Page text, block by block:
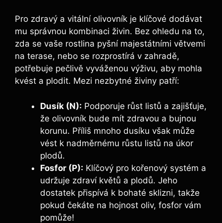
Pro zdravý a vitální olivovník je klíčové dodávat
‍mu správnou kombinaci živin. Bez⁣ ohledu na to,
zda se vaše rostlina pyšní majestátními větvemi
na⁤ terase, ​nebo se rozprostírá v zahradě,
potřebuje ​pečlivě ⁢vyváženou výživu, aby mohla
kvést a plodit. Mezi⁤ nezbytné živiny patří:
Dusík ⁣(N): Podporuje růst ⁣listů a ⁤zajišťuje,
že ⁣olivovník bude mít ⁤zdravou a bujnou
korunu. Příliš mnoho dusíku však může
vést k nadměrnému růstu⁤ listů na ⁤úkor
plodů.
Fosfor (P): Klíčový pro kořenový systém a
udržuje zdraví ⁣květů a ​plodů.​ Jeho
dostatek ⁣přispívá‍ k bohaté⁢ sklizni, takže
pokud čekáte ⁣na hojnost oliv, fosfor vám⁣
pomůže!